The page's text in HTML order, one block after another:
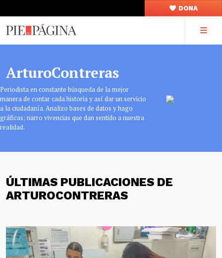
DONA
ArturoContreras
Periodista en constante búsqueda de la mejor
manera de contar cada historia y así dar un servicio
a la ciudadanía. Analizo bases de datos y hago
gráficas; narro vivencias que dan sentido a nuestra
realidad.
ÚLTIMAS PUBLICACIONES DE
ARTUROCONTRERAS